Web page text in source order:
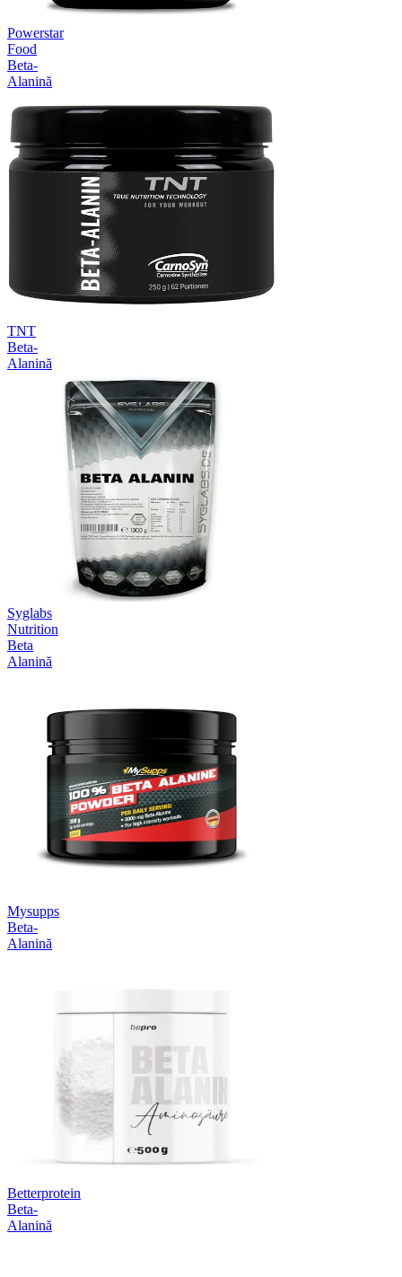
Powerstar
Food
Beta-
Alanină
TNT
Beta-
Alanină
Syglabs
Nutrition
Beta
Alanină
Mysupps
Beta-
Alanină
Betterprotein
Beta-
Alanină